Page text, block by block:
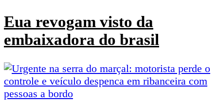
Eua revogam visto da
embaixadora do brasil